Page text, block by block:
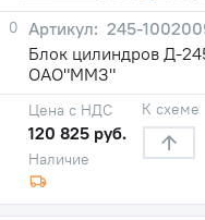
0
245-
Блок цилиндров Д-
ОАО"ММЗ"
Наличие
Цена с НДС
120 825 руб.
К схеме